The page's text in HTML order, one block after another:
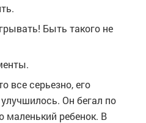
Быть такого не
все серьезно, его
Он бегал по
маленький ребенок. В